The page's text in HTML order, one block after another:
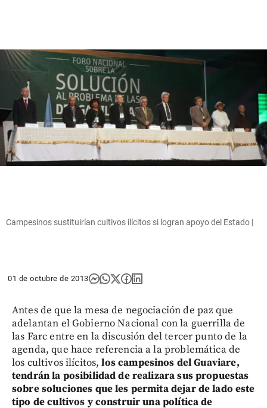
Campesinos sustituirían cultivos ilícitos si logran apoyo del Estado |
01 de octubre de 2013
Antes de que la mesa de negociación de paz que
adelantan el Gobierno Nacional con la guerrilla de
las Farc entre en la discusión del tercer punto de la
agenda, que hace referencia a la problemática de
los cultivos ilícitos,los campesinos del Guaviare,
tendrán la posibilidad de realizara sus propuestas
sobre soluciones que les permita dejar de lado este
tipo de cultivos y construir una política de